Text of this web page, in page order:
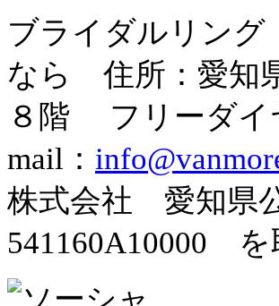
ブライダルリング
なら 住所：愛知
８階
フリーダイ
mail：
株式会社 愛知県
541160A10000